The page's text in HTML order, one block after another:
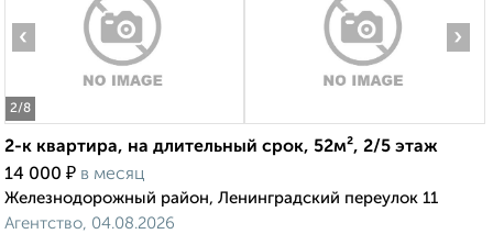
2/8
‹ ›
2-к квартира, на длительный срок, 52м², 2/5 этаж
14 000 ₽ в месяц
Железнодорожный район, Ленинградский переулок 11
Агентство, 04.08.2026